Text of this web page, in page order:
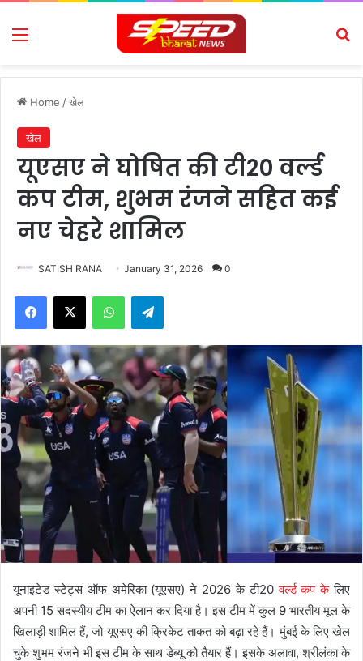
Menu
Home /खेल
खेल
यूएसए ने घोषित की टी20 वर्ल्ड
कप टीम, शुभम रंजने सहित कई
नए चेहरे शामिल
SATISH RANA January 31, 2026 0
Facebook
X WhatsAppTelegram
यूनाइटेड स्टेट्स ऑफ अमेरिका (यूएसए) ने 2026 के टी20वर्ल्ड कप केलिए
अपनी 15 सदस्यीय टीम का ऐलान कर दिया है। इस टीम में कुल 9 भारतीय मूल के
खिलाड़ी शामिल हैं, जो यूएसए की क्रिकेट ताकत को बढ़ा रहे हैं। मुंबई के लिए खेल
चुके शुभम रंजने भी इस टीम के साथ डेब्यू को तैयार हैं। इसके अलावा, श्रीलंका के